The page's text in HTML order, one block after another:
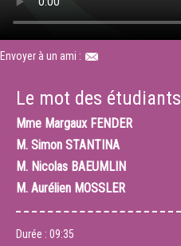
Envoyer à un ami :
Le mot des étudiants
Mme Margaux FENDER
M. Simon STANTINA
M. Nicolas BAEUMLIN
M. Aurélien MOSSLER
Durée : 09:35